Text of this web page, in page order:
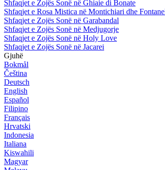
Shfaqjet e Zojës Sonë në Ghiaie di Bonate
Shfaqjet e Rosa Mistica në Montichiari dhe
Shfaqjet e Zojës Sonë në Garabandal
Shfaqjet e Zojës Sonë në Medjugorje
Shfaqjet e Zojës Sonë në Holy Love
Shfaqjet e Zojës Sonë në Jacarei
Gjuhë
Bokmål
Čeština
Deutsch
English
Español
Filipino
Français
Hrvatski
Indonesia
Italiana
Kiswahili
Magyar